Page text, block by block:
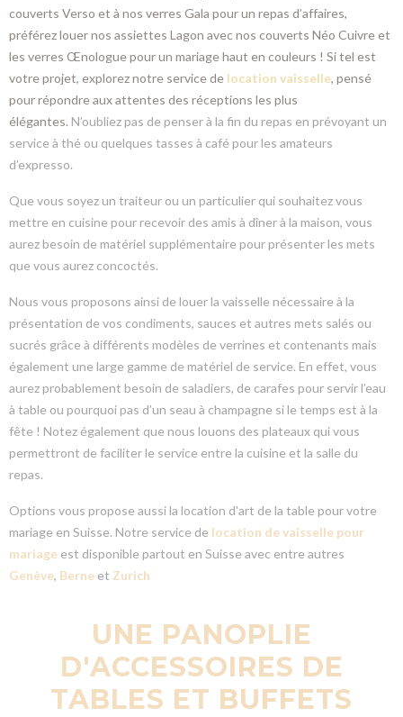
couverts Verso et à nos verres Gala pour un repas d’affaires,
préférez louer nos assiettes Lagon avec nos couverts Néo Cuivre et
les verres Œnologue pour un mariage haut en couleurs ! Si tel est
votre projet, explorez notre service de location vaisselle, pensé
pour répondre aux attentes des réceptions les plus
élégantes. N’oubliez pas de penser à la fin du repas en prévoyant un
service à thé ou quelques tasses à café pour les amateurs
d’expresso.
Que vous soyez un traiteur ou un particulier qui souhaitez vous
mettre en cuisine pour recevoir des amis à dîner à la maison, vous
aurez besoin de matériel supplémentaire pour présenter les mets
que vous aurez concoctés.
Nous vous proposons ainsi de louer la vaisselle nécessaire à la
présentation de vos condiments, sauces et autres mets salés ou
sucrés grâce à différents modèles de verrines et contenants mais
également une large gamme de matériel de service. En effet, vous
aurez probablement besoin de saladiers, de carafes pour servir l’eau
à table ou pourquoi pas d’un seau à champagne si le temps est à la
fête ! Notez également que nous louons des plateaux qui vous
permettront de faciliter le service entre la cuisine et la salle du
repas.
Options vous propose aussi la location d'art de la table pour votre
mariage en Suisse. Notre service de location de vaisselle pour
mariage est disponible partout en Suisse avec entre autres
Genève, Berne et Zurich
UNE PANOPLIE
D'ACCESSOIRES DE
TABLES ET BUFFETS